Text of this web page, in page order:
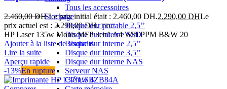
Tous les accessoires
Stockage
Disque dur portable 2,5’’
Disque dur interne SSD
Disque dur interne 2,5’’
Disque dur interne 3,5’’
Disque dur interne NAS
Serveur NAS
Clé USB
2.460,00DH Le prix initial était : 2.460,00 DH.2.290,00 DHLe
prix actuel est : 2.290,00 DH. TTC
HP Laser 135w Mono MFP 3en1 A4 Wifi PPM B&W 20
Ajouter à la liste de souhaits
Lire la suite
Aperçu rapide
-13%En rupture